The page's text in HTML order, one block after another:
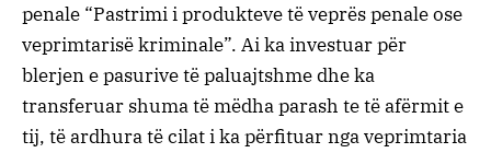
penale “Pastrimi i produkteve të veprës penale ose
veprimtarisë kriminale”. Ai ka investuar për
blerjen e pasurive të paluajtshme dhe ka
transferuar shuma të mëdha parash te të afërmit e
tij, të ardhura të cilat i ka përfituar nga veprimtaria